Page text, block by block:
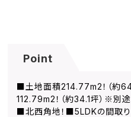
Point
■土地面積214.77m2！（約
112.79m2！（約34.1坪）※別
■北西角地！■5LDKの間取